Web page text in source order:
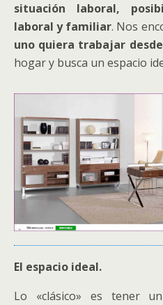
situación laboral,
laboral y familiar. Nos
uno quiera trabajar
hogar y busca un espacio
El espacio ideal.
Lo «clásico» es tener